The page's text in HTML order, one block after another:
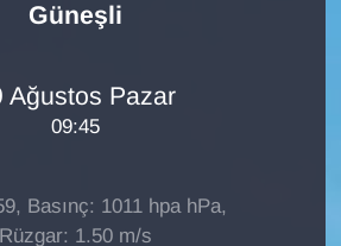
Güneşli
Ağustos Pazar
09:45
Basınç: 1011 hpa hPa,
Rüzgar: 1.50 m/s